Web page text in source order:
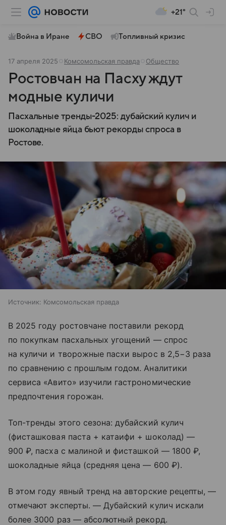
+21°
Война в Иране СВО Топливный кризис
17 апреля 2025 Комсомольская правда Общество
Ростовчан на Пасху ждут
модные куличи
Пасхальные тренды-2025: дубайский кулич и
шоколадные яйца бьют рекорды спроса в
Ростове.
Источник: Комсомольская правда
В 2025 году ростовчане поставили рекорд
по покупкам пасхальных угощений — спрос
на куличи и творожные пасхи вырос в 2,5−3 раза
по сравнению с прошлым годом. Аналитики
сервиса «Авито» изучили гастрономические
предпочтения горожан.
Топ-тренды этого сезона: дубайский кулич
(фисташковая паста + катаифи + шоколад) —
900 ₽, пасха с малиной и фисташкой — 1800 ₽,
шоколадные яйца (средняя цена — 600 ₽).
В этом году явный тренд на авторские рецепты, —
отмечают эксперты. — Дубайский кулич искали
более 3000 раз — абсолютный рекорд.